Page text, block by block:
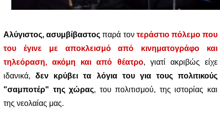
Αλύγιστος, ασυμβίβαστος παρά τον τεράστιο πόλεμο που
του έγινε με αποκλεισμό από κινηματογράφο και
τηλεόραση, ακόμη και από θέατρο, γιατί ακριβώς είχε
ιδανικά,δεν κρύβει τα λόγια του για τους πολιτικούς
"σαμποτέρ" της χώρας, του πολιτισμού, της ιστορίας και
της νεολαίας μας.